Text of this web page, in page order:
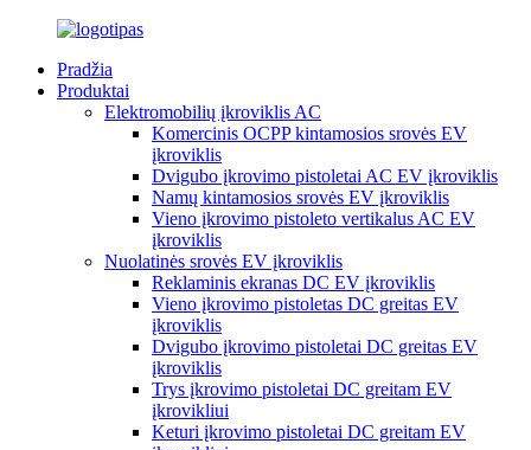
Pradžia
Produktai
Elektromobilių įkroviklis AC
Komercinis OCPP kintamosios srovės EV
įkroviklis
Dvigubo įkrovimo pistoletai AC EV įkroviklis
Namų kintamosios srovės EV įkroviklis
Vieno įkrovimo pistoleto vertikalus AC EV
įkroviklis
Nuolatinės srovės EV įkroviklis
Reklaminis ekranas DC EV įkroviklis
Vieno įkrovimo pistoletas DC greitas EV
įkroviklis
Dvigubo įkrovimo pistoletai DC greitas EV
įkroviklis
Trys įkrovimo pistoletai DC greitam EV
įkrovikliui
Keturi įkrovimo pistoletai DC greitam EV